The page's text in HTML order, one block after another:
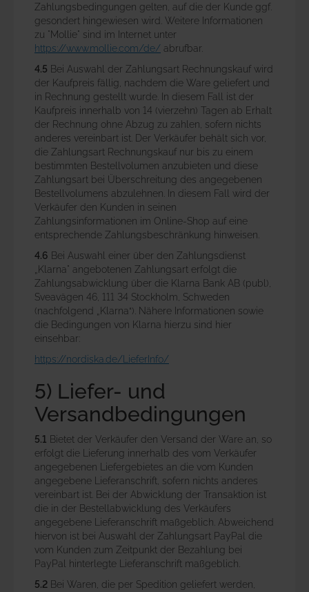
Zahlungsbedingungen gelten, auf die der Kunde ggf.
gesondert hingewiesen wird. Weitere Informationen
zu "Mollie" sind im Internet unter
https://www.mollie.com/de/ abrufbar.
4.5 Bei Auswahl der Zahlungsart Rechnungskauf wird
der Kaufpreis fällig, nachdem die Ware geliefert und
in Rechnung gestellt wurde. In diesem Fall ist der
Kaufpreis innerhalb von 14 (vierzehn) Tagen ab Erhalt
der Rechnung ohne Abzug zu zahlen, sofern nichts
anderes vereinbart ist. Der Verkäufer behält sich vor,
die Zahlungsart Rechnungskauf nur bis zu einem
bestimmten Bestellvolumen anzubieten und diese
Zahlungsart bei Überschreitung des angegebenen
Bestellvolumens abzulehnen. In diesem Fall wird der
Verkäufer den Kunden in seinen
Zahlungsinformationen im Online-Shop auf eine
entsprechende Zahlungsbeschränkung hinweisen.
4.6 Bei Auswahl einer über den Zahlungsdienst
„Klarna" angebotenen Zahlungsart erfolgt die
Zahlungsabwicklung über die Klarna Bank AB (publ),
Sveavägen 46, 111 34 Stockholm, Schweden
(nachfolgend „Klarna“). Nähere Informationen sowie
die Bedingungen von Klarna hierzu sind hier
einsehbar:
https://nordiska.de/LieferInfo/
5) Liefer- und
Versandbedingungen
5.1
Bietet der Verkäufer den Versand der Ware an, so
erfolgt die Lieferung innerhalb des vom Verkäufer
angegebenen Liefergebietes an die vom Kunden
angegebene Lieferanschrift, sofern nichts anderes
vereinbart ist. Bei der Abwicklung der Transaktion ist
die in der Bestellabwicklung des Verkäufers
angegebene Lieferanschrift maßgeblich. Abweichend
hiervon ist bei Auswahl der Zahlungsart PayPal die
vom Kunden zum Zeitpunkt der Bezahlung bei
PayPal hinterlegte Lieferanschrift maßgeblich.
5.2 Bei Waren, die per Spedition geliefert werden,